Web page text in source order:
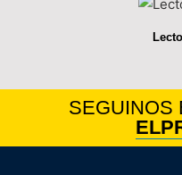
SEGUINOS